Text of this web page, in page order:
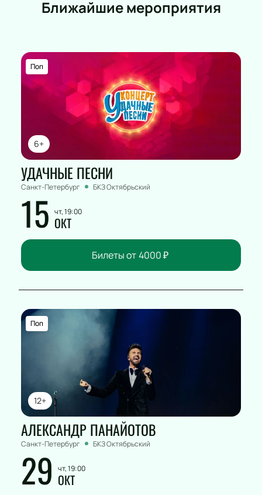
Ближайшие мероприятия
6+
Поп
УДАЧНЫЕ ПЕСНИ
Санкт-Петербург БКЗ Октябрьский
15 чт, 19:00
ОКТ
Билеты от 4000₽
12+
Поп
АЛЕКСАНДР ПАНАЙОТОВ
Санкт-Петербург БКЗ Октябрьский
29 чт, 19:00
ОКТ